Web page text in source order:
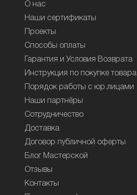
О нас
Наши сертификаты
Проекты
Способы оплаты
Гарантия и Условия Возврата
Инструкция по покупке товара
Порядок работы с юр.лицами
Наши партнёры
Сотрудничество
Доставка
Договор публичной оферты
Блог Мастерской
Отзывы
Контакты